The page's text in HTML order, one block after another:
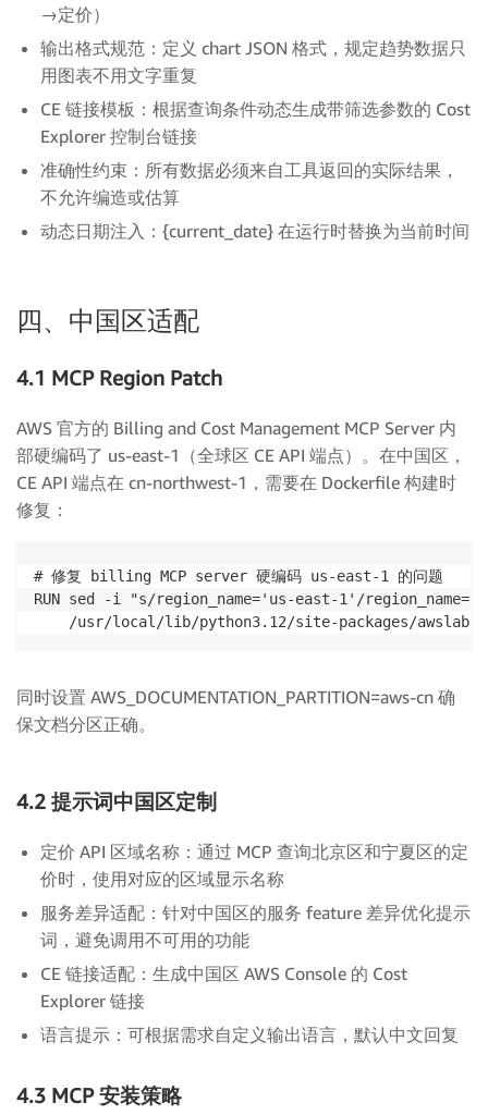
→定价）
输出格式规范：定义 chart JSON 格式，规定趋势数据只
用图表不用文字重复
CE 链接模板：根据查询条件动态生成带筛选参数的 Cost
Explorer 控制台链接
准确性约束：所有数据必须来自工具返回的实际结果，
不允许编造或估算
动态日期注入：{current_date} 在运行时替换为当前时间
四、中国区适配
4.1 MCP Region Patch
AWS 官方的 Billing and Cost Management MCP Server 内
部硬编码了 us-east-1（全球区 CE API 端点）。在中国区，
CE API 端点在 cn-northwest-1，需要在 Dockerfile 构建时
修复：
# 修复 billing MCP server 硬编码 us-east-1 的问题
RUN sed -i "s/region_name='us-east-1'/
同时设置 AWS_DOCUMENTATION_PARTITION=aws-cn 确
保文档分区正确。
4.2 提示词中国区定制
定价 API 区域名称：通过 MCP 查询北京区和宁夏区的定
价时，使用对应的区域显示名称
服务差异适配：针对中国区的服务 feature 差异优化提示
词，避免调用不可用的功能
CE 链接适配：生成中国区 AWS Console 的 Cost
Explorer 链接
语言提示：可根据需求自定义输出语言，默认中文回复
4.3 MCP 安装策略